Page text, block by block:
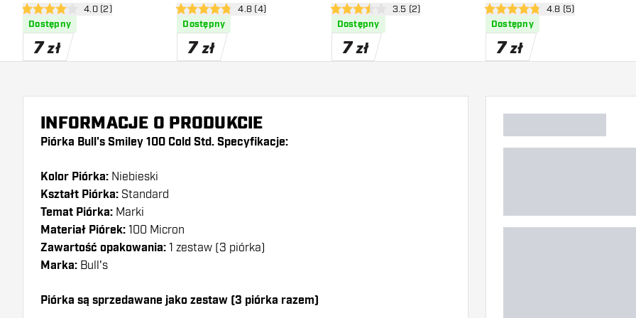
otwórz panel recenzji
4 gwiazdki oceny4.0 (2)
Dostępny
7 zł
otwórz panel recenzji
4.8 gwiazdki oceny
4.8 (4)
Dostępny
7 zł
otwórz panel recenzji
3.5 gwiazdki oceny
3.5 (2)
Dostępny
7 zł
otwórz panel recenzji
4.8 gwiazdki oceny
4.8 (5)
Dostępny
7 zł
INFORMACJE O PRODUKCIE
Piórka Bull's Smiley 100 Cold Std. Specyfikacje:
Kolor Piórka: Niebieski
Kształt Piórka: Standard
Temat Piórka: Marki
Materiał Piórek: 100 Micron
Zawartość opakowania: 1 zestaw (3 piórka)
Marka: Bull's
Piórka są sprzedawane jako zestaw (3 piórka razem)